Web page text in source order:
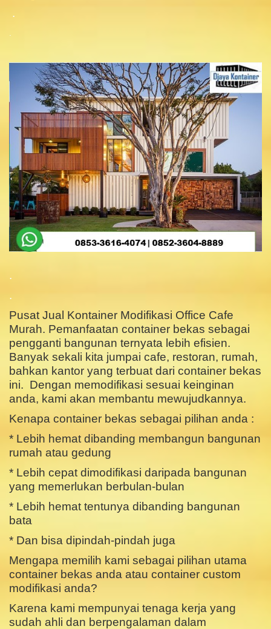
.
.
.
Pusat Jual Kontainer Modifikasi Office Cafe
Murah. Pemanfaatan container bekas sebagai
pengganti bangunan ternyata lebih efisien.
Banyak sekali kita jumpai cafe, restoran, rumah,
bahkan kantor yang terbuat dari container bekas
ini. Dengan memodifikasi sesuai keinginan
anda, kami akan membantu mewujudkannya.
Kenapa container bekas sebagai pilihan anda :
* Lebih hemat dibanding membangun bangunan
rumah atau gedung
* Lebih cepat dimodifikasi daripada bangunan
yang memerlukan berbulan-bulan
* Lebih hemat tentunya dibanding bangunan
bata
* Dan bisa dipindah-pindah juga
Mengapa memilih kami sebagai pilihan utama
container bekas anda atau container custom
modifikasi anda?
Karena kami mempunyai tenaga kerja yang
sudah ahli dan berpengalaman dalam